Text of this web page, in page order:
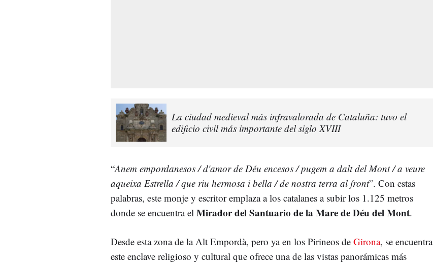
La ciudad medieval más infravalorada de Cataluña: tuvo el
edificio civil más importante del siglo XVIII
“Anem empordanesos / d'amor de Déu encesos / pugem a dalt del Mont / a veure
aqueixa Estrella / que riu hermosa i bella / de nostra terra al front”. Con estas
palabras, este monje y escritor emplaza a los catalanes a subir los 1.125 metros
donde se encuentra el Mirador del Santuario de la Mare de Déu del Mont.
Desde esta zona de la Alt Empordà, pero ya en los Pirineos de Girona, se encuentra
este enclave religioso y cultural que ofrece una de las vistas panorámicas más